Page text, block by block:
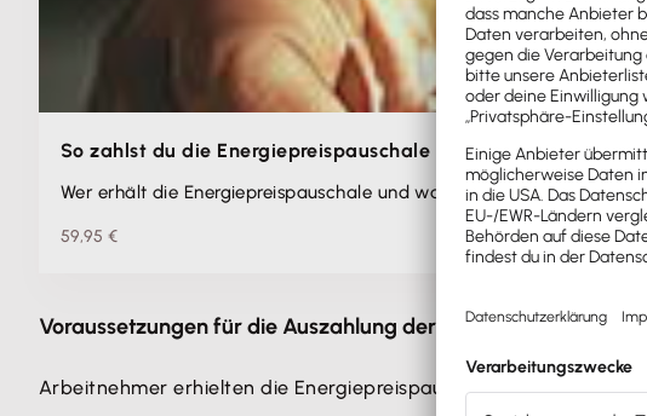
So zahlst du die Energiepreispauschale richtig aus!
Wer erhält die Energiepreispauschale und wann? Was müssen
59,95 €
Voraussetzungen für die Auszahlung der
Arbeitnehmer erhielten die Energiepreispauschale von ihrem